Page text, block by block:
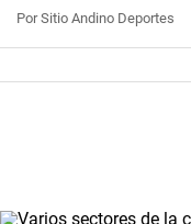
Por Sitio Andino Deportes